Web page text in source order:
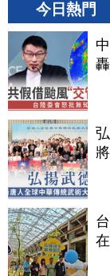
今日熱門